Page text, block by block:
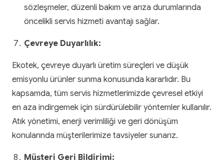
sözleşmeler, düzenli bakım ve arıza durumlarında
öncelikli servis hizmeti avantajı sağlar.
Çevreye Duyarlılık:
Ekotek, çevreye duyarlı üretim süreçleri ve düşük
emisyonlu ürünler sunma konusunda kararlıdır. Bu
kapsamda, tüm servis hizmetlerimizde çevresel etkiyi
en aza indirgemek için sürdürülebilir yöntemler kullanılır.
Atık yönetimi, enerji verimliliği ve geri dönüşüm
konularında müşterilerimize tavsiyeler sunarız.
Müşteri Geri Bildirimi: